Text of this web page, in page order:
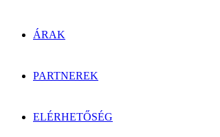
ÁRAK
PARTNEREK
ELÉRHETŐSÉG